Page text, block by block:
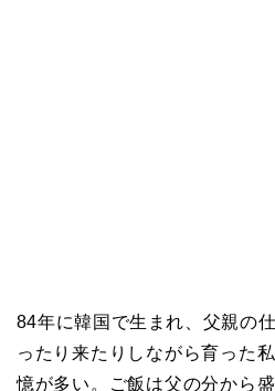
84年に韓国で生まれ、父親の
ったり来たりしながら育った
憶が多い。ご飯は父の分から